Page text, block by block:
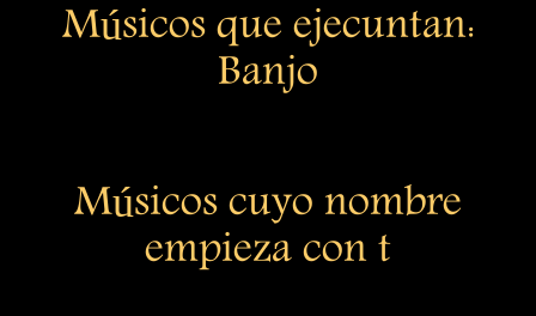
Músicos que ejecuntan:
Banjo
Músicos cuyo nombre
empieza con t